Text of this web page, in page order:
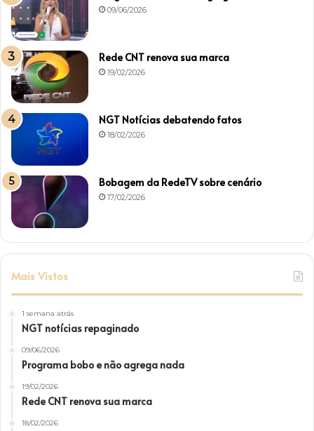
09/06/2026
Rede CNT renova sua marca
19/02/2026
NGT Notícias debatendo fatos
18/02/2026
Bobagem da RedeTV sobre cenário
17/02/2026
Mais Vistos
1 semana atrás
NGT notícias repaginado
09/06/2026
Programa bobo e não agrega nada
19/02/2026
Rede CNT renova sua marca
18/02/2026